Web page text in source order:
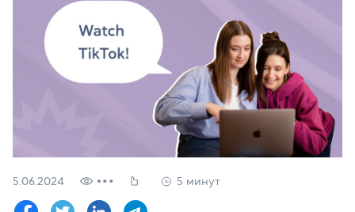
Больше о нас
Проверитьсвойуровень
Язык сайта
5.06.2024 5 минут